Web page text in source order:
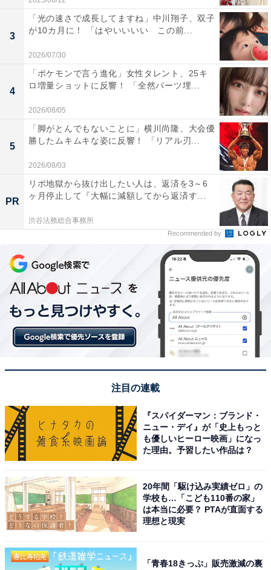
3
「光の速さで成長してますね」中川翔子、双子
が10カ月に！ 「はやいいいい この前...
2026/07/30
4
「ポケモンで言う進化」女性タレント、25キ
ロ増量ショットに反響！ 「全然パーツ埋...
2026/08/05
5
「脚がとんでもないことに」横川尚隆、大会優
勝したムキムキな姿に反響！ 「リアル刃...
2026/08/03
PR
リボ地獄から抜け出したい人は、返済を3～6
ヶ月停止して『大幅に減額してから返済す...
渋谷法務総合事務所
Recommended by
注目の連載
『スパイダーマン：ブランド・
ニュー・デイ』が「史上もっと
も優しいヒーロー映画」になっ
た理由。予習したい作品は？
20年間「駆け込み実績ゼロ」の
学校も…「こども110番の家」
は本当に必要？ PTAが直面する
理想と現実
「青春18きっぷ」販売激減の裏